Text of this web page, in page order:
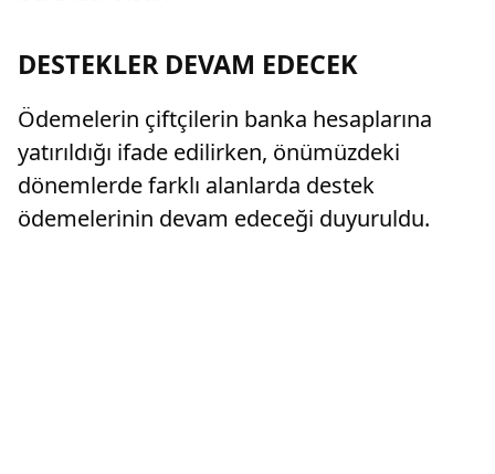
DESTEKLER DEVAM EDECEK
Ödemelerin çiftçilerin banka hesaplarına
yatırıldığı ifade edilirken, önümüzdeki
dönemlerde farklı alanlarda destek
ödemelerinin devam edeceği duyuruldu.